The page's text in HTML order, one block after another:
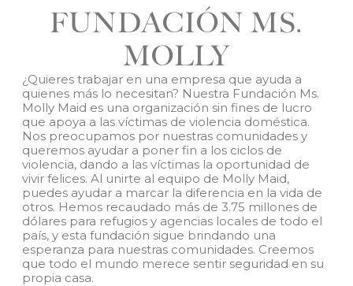
FUNDACIÓN MS.
MOLLY
¿Quieres trabajar en una empresa que ayuda a
quienes más lo necesitan? Nuestra Fundación Ms.
Molly Maid es una organización sin fines de lucro
que apoya a las víctimas de violencia doméstica.
Nos preocupamos por nuestras comunidades y
queremos ayudar a poner fin a los ciclos de
violencia, dando a las víctimas la oportunidad de
vivir felices. Al unirte al equipo de Molly Maid,
puedes ayudar a marcar la diferencia en la vida de
otros. Hemos recaudado más de 3.75 millones de
dólares para refugios y agencias locales de todo el
país, y esta fundación sigue brindando una
esperanza para nuestras comunidades. Creemos
que todo el mundo merece sentir seguridad en su
propia casa.